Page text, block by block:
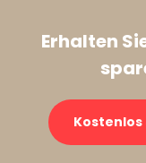
Erhalten